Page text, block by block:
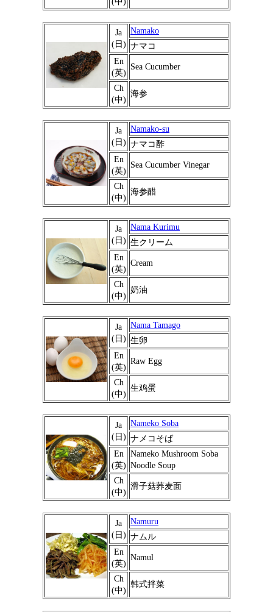
Ja
(日)
Namako
ナマコ
En
(英)
Sea Cucumber
Ch
(中)
海参
Ja
(日)
Namako-su
ナマコ酢
En
(英)
Sea Cucumber Vinegar
Ch
(中)
海参醋
Ja
(日)
Nama Kurimu
生クリーム
En
(英)
Cream
Ch
(中)
奶油
Ja
(日)
Nama Tamago
生卵
En
(英)
Raw Egg
Ch
(中)
生鸡蛋
Ja
(日)
Nameko Soba
ナメコそば
En
(英)
Nameko Mushroom Soba
Noodle Soup
Ch
(中)
滑子菇荞麦面
Ja
(日)
Namuru
ナムル
En
(英)
Namul
Ch
(中)
韩式拌菜